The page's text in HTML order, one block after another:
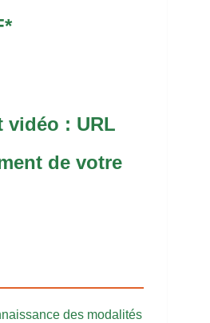
vidéo : URL
de votre
des modalités